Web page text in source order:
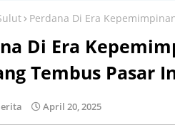
Perdana Di Era
Di Era
Tembus Pasar
April 20, 2025